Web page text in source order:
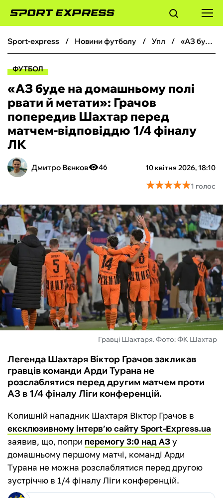
ФУТБОЛ
БОКС
ХОКЕЙ
ТЕНІС
ЧС-2026
ФУТЗАЛ
ІНШІ
БУКМЕКЕРИ
sport-express новини футболу упл «АЗ буде на домашньому полі рвати й метати»: Грачов попередив Шахтар перед матчем-відповіддю 1/4 фіналу ЛК
ФУТБОЛ
«АЗ буде на домашньому полі
рвати й метати»: Грачов
попередив Шахтар перед
матчем-відповіддю 1/4 фіналу
ЛК
Дмитро Вєнков 10 квітня 2026, 18:10
46
★★★★★
★★★★★1 голос
Гравці Шахтаря. Фото: ФК Шахтар
Легенда Шахтаря Віктор Грачов закликав
гравців команди Арди Турана не
розслаблятися перед другим матчем проти
АЗ в 1/4 фіналу Ліги конференцій.
Колишній нападник Шахтаря Віктор Грачов в
ексклюзивному інтерв’ю сайту Sport-Express.ua
заявив, що, попри перемогу 3:0 над АЗу
домашньому першому матчі, команді Арди
Турана не можна розслаблятися перед другою
зустріччю в 1/4 фіналу Ліги конференцій.